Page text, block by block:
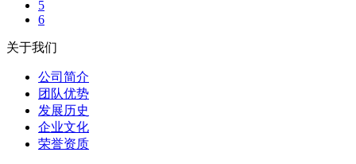
5
6
关于我们
公司简介
团队优势
发展历史
企业文化
荣誉资质